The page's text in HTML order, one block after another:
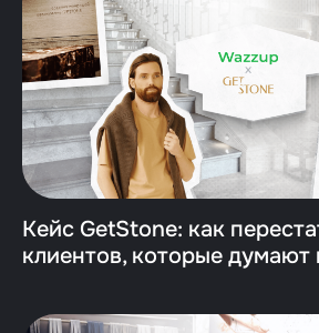
Кейс GetStone: как
клиентов, которые думают